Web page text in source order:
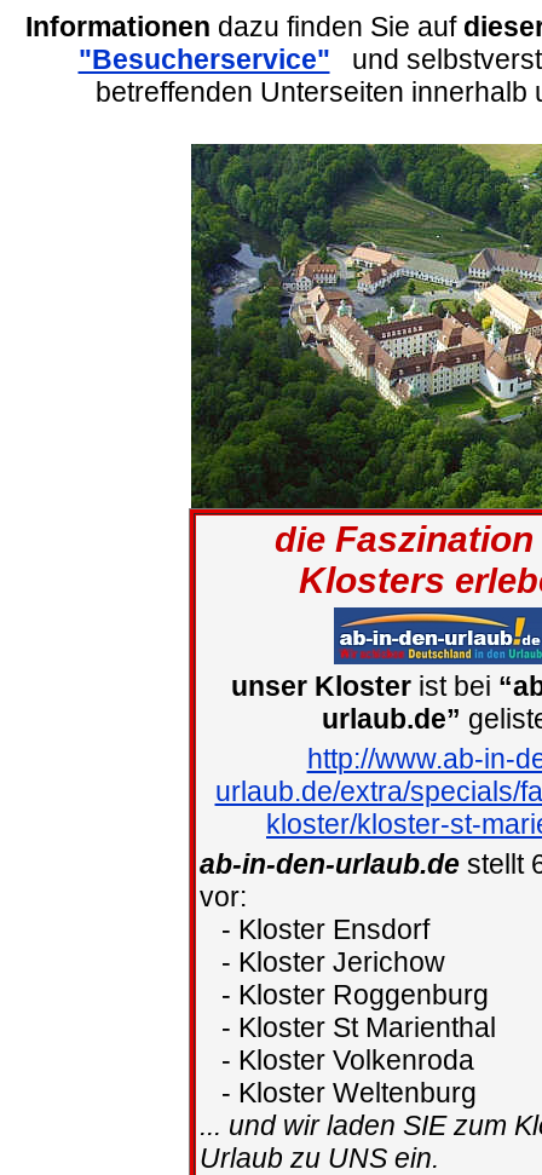
Informationen dazu finden Sie auf
"Besucherservice" und
betreffenden Unterseiten innerhalb
die Faszination
Klosters
unser Klosterist bei
urlaub.de”
http://www.ab-in-
urlaub.de/extra/specials/
kloster/kloster-st-
ab-in-den-urlaub.de stellt
vor:
- Kloster Ensdorf
- Kloster Jerichow
- Kloster Roggenburg
- Kloster St Marienthal
- Kloster Volkenroda
- Kloster Weltenburg
... und wir laden SIE zum
Urlaub zu UNS ein.